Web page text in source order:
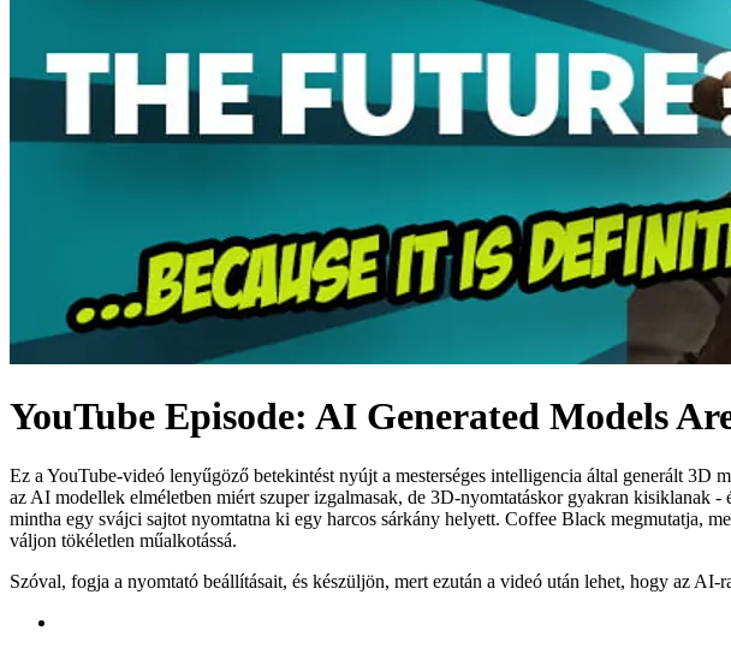
YouTube Episode: AI Generated Models
Ez a YouTube-videó lenyűgöző betekintést nyújt a mesterséges intelligencia által generált
az AI modellek elméletben miért szuper izgalmasak, de 3D-nyomtatáskor gyakran kisiklanak
mintha egy svájci sajtot nyomtatna ki egy harcos sárkány helyett. Coffee Black megmutatja,
váljon tökéletlen műalkotássá.
Szóval, fogja a nyomtató beállításait, és készüljön, mert ezután a videó után lehet, hogy az